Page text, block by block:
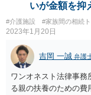
いが金額を抑
#介護施設 #家族間の相続
2023年1月20日
吉岡 一誠 弁護
ワンオネスト法律事務
る親の扶養のための費